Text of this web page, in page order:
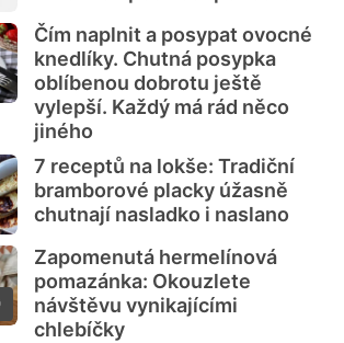
Čím naplnit a posypat ovocné
knedlíky. Chutná posypka
oblíbenou dobrotu ještě
vylepší. Každý má rád něco
jiného
7 receptů na lokše: Tradiční
bramborové placky úžasně
chutnají nasladko i naslano
Zapomenutá hermelínová
pomazánka: Okouzlete
návštěvu vynikajícími
chlebíčky